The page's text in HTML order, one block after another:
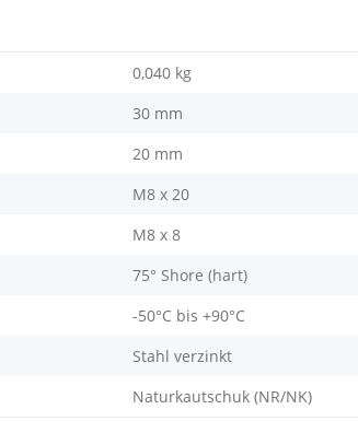
0,040 kg
30 mm
20 mm
M8 x 20
M8 x 8
75° Shore (hart)
-50°C bis +90°C
Stahl verzinkt
Naturkautschuk (NR/NK)